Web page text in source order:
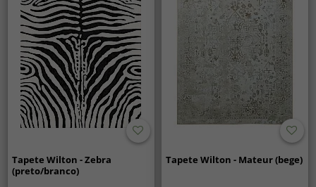
Tapete Wilton - Zebra
(preto/branco)
Tapete Wilton - Mateur (bege)